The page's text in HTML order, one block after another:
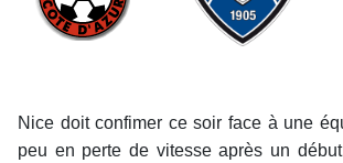
Nice doit confimer ce soir face à une
peu en perte de vitesse après un